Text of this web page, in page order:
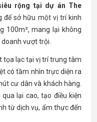
rộng tại dự án The
để sở hữu một vị trí kinh
100m², mang lại không
vượt trội.
tọa lạc tại vị trí trung tâm
có tầm nhìn trực diện ra
cư dân và khách hàng.
lại cao, tạo điều kiện
từ dịch vụ, ẩm thực đến